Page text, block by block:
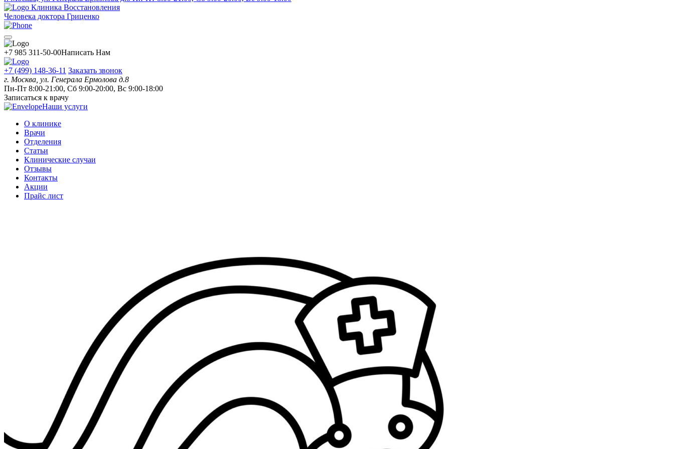
Клиника Восстановления
Человека доктора Гриценко
+7 985 311-50-00Написать Нам
+7 (499) 148-36-11 Заказать звонок
г. Москва, ул. Генерала Ермолова д.8
Пн-Пт 8:00-21:00, Сб 9:00-20:00, Вс 9:00-18:00
Записаться к врачу
Наши услуги
О клинике
Врачи
Отделения
Статьи
Клинические случаи
Отзывы
Контакты
Акции
Прайс лист